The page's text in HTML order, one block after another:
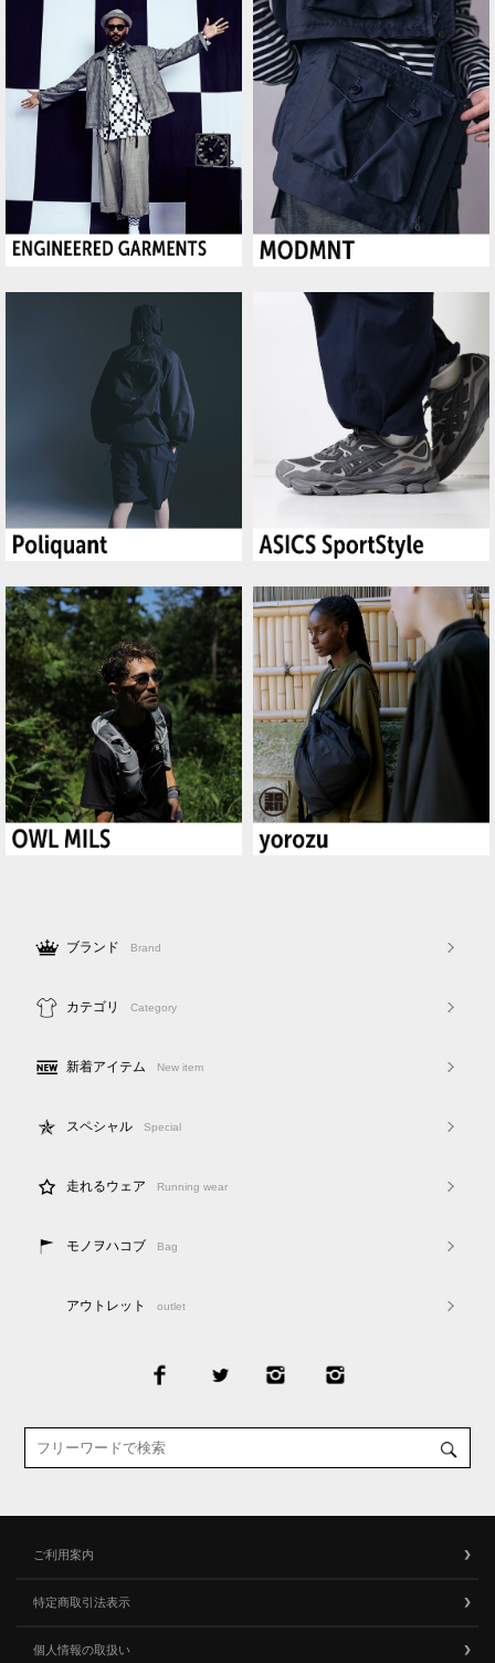
ブランド Brand
カテゴリ Category
新着アイテム New item
スペシャル Special
走れるウェア Running wear
モノヲハコブ Bag
アウトレット outlet
ご利用案内
特定商取引法表示
個人情報の取扱い